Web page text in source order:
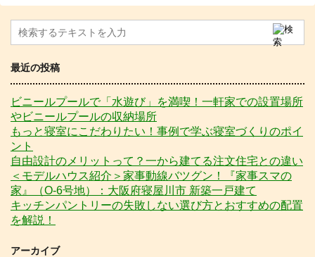
最近の投稿
ビニールプールで「水遊び」を満喫！一軒家での設置場所
やビニールプールの収納場所
もっと寝室にこだわりたい！事例で学ぶ寝室づくりのポイ
ント
自由設計のメリットって？一から建てる注文住宅との違い
＜モデルハウス紹介＞家事動線バツグン！『家事スマの
家』（O-6号地）：大阪府寝屋川市 新築一戸建て
キッチンパントリーの失敗しない選び方とおすすめの配置
を解説！
アーカイブ